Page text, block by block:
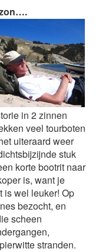
in 2 zinnen
veel tourboten
uiteraard weer
stuk
korte bootrit naar
is, want je
is wel leuker! Op
bezocht, en
scheen
stranden.